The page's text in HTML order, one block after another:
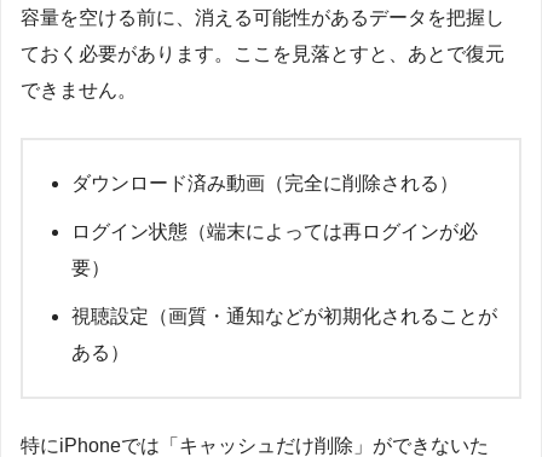
容量を空ける前に、消える可能性があるデータを把握し
ておく必要があります。ここを見落とすと、あとで復元
できません。
ダウンロード済み動画（完全に削除される）
ログイン状態（端末によっては再ログインが必
要）
視聴設定（画質・通知などが初期化されることが
ある）
特にiPhoneでは「キャッシュだけ削除」ができないた